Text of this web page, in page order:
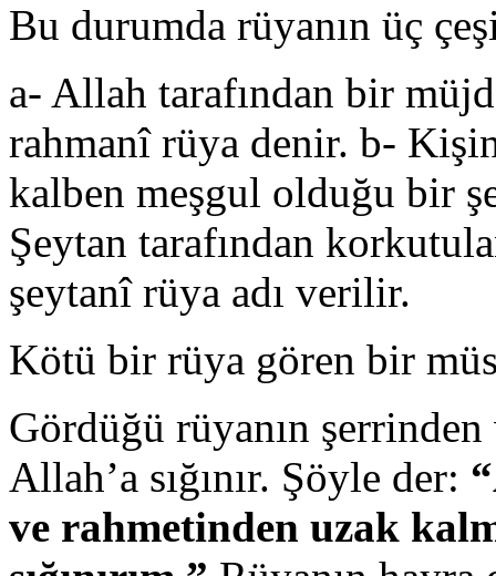
Bu durumda rüyanın üç
a- Allah tarafından bir
rahmanî rüya denir. b-
kalben meşgul olduğu bir
Şeytan tarafından
şeytanî rüya adı verilir.
Kötü bir rüya gören bir
Gördüğü rüyanın
Allah’a sığınır. Şöyle der:
ve rahmetinden uzak